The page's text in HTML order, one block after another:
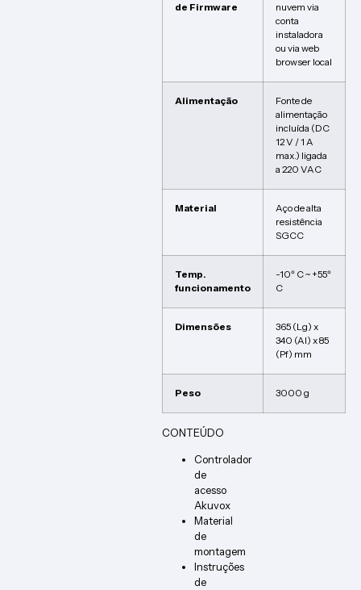
de Firmware
nuvem via
conta
instaladora
ou via web
browser local
Alimentação
Fonte de
alimentação
incluída (DC
12 V / 1 A
max.) ligada
a 220 VAC
Material
Aço de alta
resistência
SGCC
Temp.
funcionamento
-10º C ~ +55º
C
Dimensões
365 (Lg) x
340 (Al) x 85
(Pf) mm
Peso 3000 g
CONTEÚDO
Controlador
de
acesso
Akuvox
Material
de
montagem
Instruções
de